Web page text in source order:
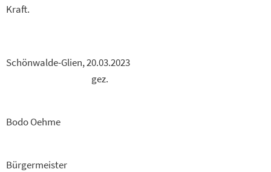
Kraft.
Schönwalde-Glien, 20.03.2023
gez.
Bodo Oehme
Bürgermeister